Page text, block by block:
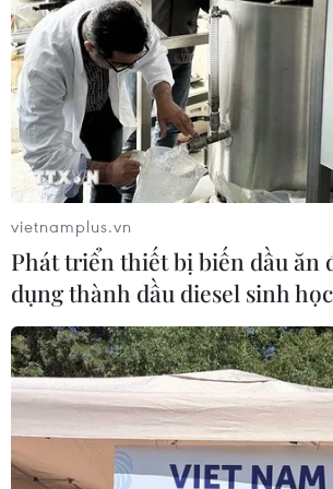
Việt Nam-Ấn Độ thúc đẩy hiện thực
hóa Đối tác Chiến lược Toàn diện
Tăng cường
05/08/2026 13:30
CƠ QUAN CHỦ QUẢN: THÔNG TẤN XÃ VIỆT NAM
Tổng Biên tập: TRẦN TIẾN DUẨN
Phó Tổng Biên tập: NGUYỄN THỊ TÁM,
vietnamplus.vn
Phát triển thiết bị biến dầu ăn
dụng thành dầu diesel sinh học